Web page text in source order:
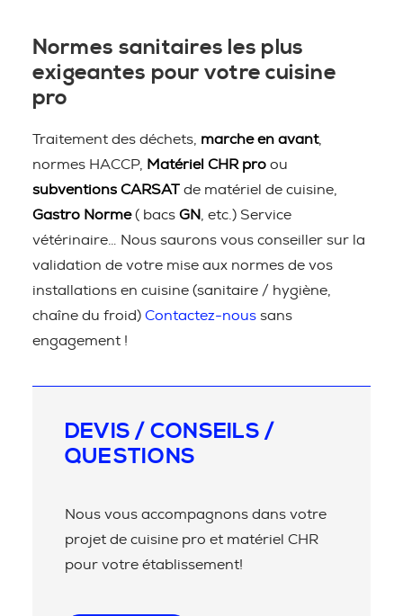
Normes sanitaires les plus
exigeantes pour votre cuisine
pro
Traitement des déchets, marche en avant,
normes HACCP,
Matériel CHR pro ou
subventions CARSAT de matériel de cuisine,
Gastro Norme( bacs GN
, etc.) Service
vétérinaire… Nous saurons vous conseiller sur la
validation de votre mise aux normes de vos
installations en cuisine (sanitaire / hygiène,
chaîne du froid) Contactez-nous sans
engagement !
DEVIS / CONSEILS /
QUESTIONS
Nous vous accompagnons dans votre
projet de cuisine pro et matériel CHR
pour votre établissement!